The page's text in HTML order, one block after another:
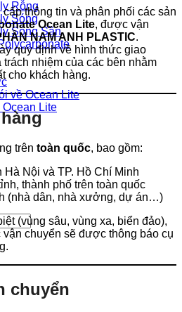
Rỗng
Sóng
Sóng Sần
về Ocean Lite
Ocean Lite
thông tin và phân phối các sản
Ocean Lite, được vận
NAM ANH PLASTIC.
quy định về hình thức giao
nhiệm của các bên nhằm
cho khách hàng.
trên toàn quốc, bao gồm:
Hà Nội và TP. Hồ Chí Minh
thành phố trên toàn quốc
(nhà dân, nhà xưởng, dự án…)
(vùng sâu, vùng xa, biển đảo),
chuyển sẽ được thông báo cụ
chuyển